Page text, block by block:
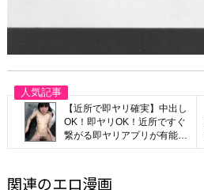
【近所で即ヤリ確実】中出し
OK！即ヤリOK！近所ですぐ
繋がる即ヤリアプリが有能す
ぎたwww
関連のエロ漫画